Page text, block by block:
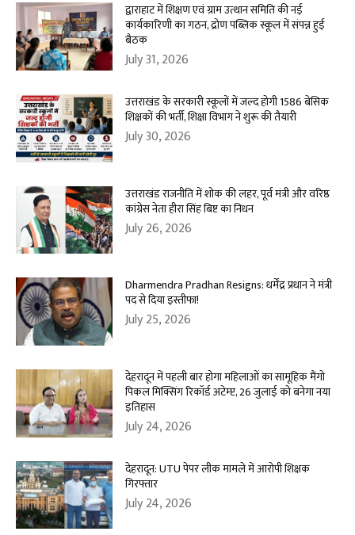
द्वाराहाट में शिक्षण एवं ग्राम उत्थान समिति की नई
कार्यकारिणी का गठन, द्रोण पब्लिक स्कूल में संपन्न हुई
बैठक
July 31, 2026
उत्तराखंड के सरकारी स्कूलों में जल्द होगी 1586 बेसिक
शिक्षकों की भर्ती, शिक्षा विभाग ने शुरू की तैयारी
July 30, 2026
उत्तराखंड राजनीति में शोक की लहर, पूर्व मंत्री और वरिष्ठ
कांग्रेस नेता हीरा सिंह बिष्ट का निधन
July 26, 2026
Dharmendra Pradhan Resigns: धर्मेंद्र प्रधान ने मंत्री
पद से दिया इस्तीफा!
July 25, 2026
देहरादून में पहली बार होगा महिलाओं का सामूहिक मैंगो
पिकल मिक्सिंग रिकॉर्ड अटेम्प्ट, 26 जुलाई को बनेगा नया
इतिहास
July 24, 2026
देहरादून: UTU पेपर लीक मामले में आरोपी शिक्षक
गिरफ्तार
July 24, 2026